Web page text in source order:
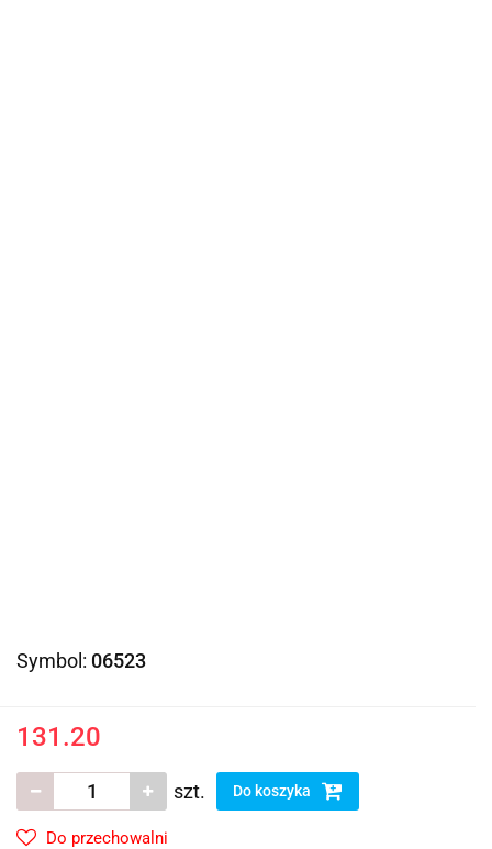
Symbol: 06523
131.20
szt. Do koszyka
Do przechowalni